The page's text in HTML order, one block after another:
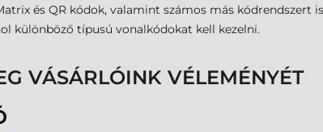
és QR kódok, valamint számos más kódrendszert
különböző típusú vonalkódokat kell kezelni.
VÁSÁRLÓINK VÉLEMÉNYÉT